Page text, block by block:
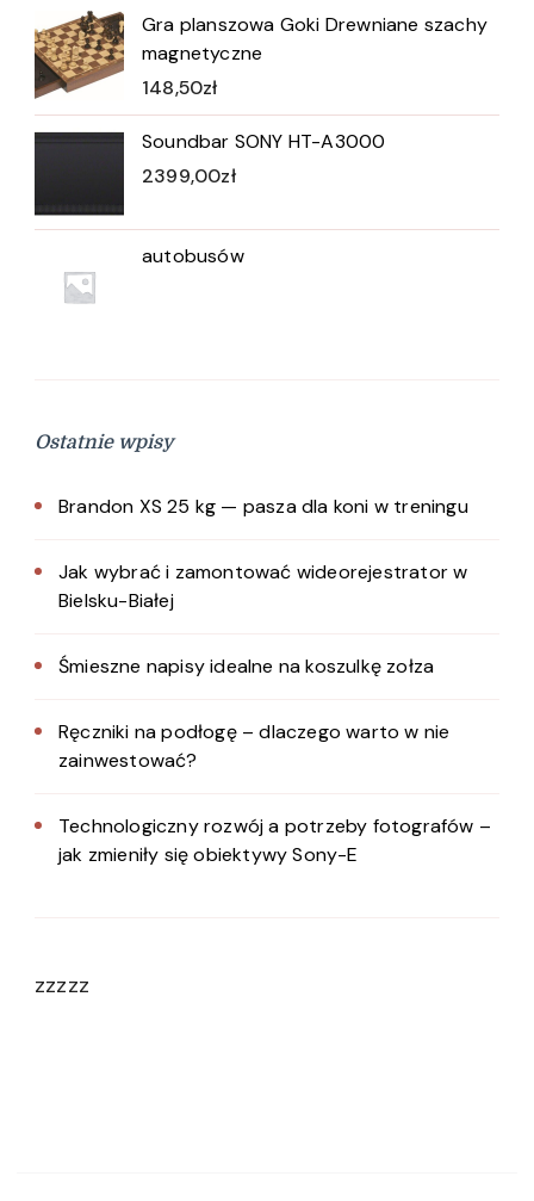
Gra planszowa Goki Drewniane szachy
magnetyczne
148,50zł
Soundbar SONY HT-A3000
2399,00zł
autobusów
Ostatnie wpisy
Brandon XS 25 kg — pasza dla koni w treningu
Jak wybrać i zamontować wideorejestrator w
Bielsku-Białej
Śmieszne napisy idealne na koszulkę zołza
Ręczniki na podłogę – dlaczego warto w nie
zainwestować?
Technologiczny rozwój a potrzeby fotografów –
jak zmieniły się obiektywy Sony-E
zzzzz